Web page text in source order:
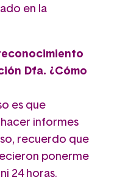
en la
Dfa. ¿Cómo
es que
informes
recuerdo que
ponerme
24 horas.